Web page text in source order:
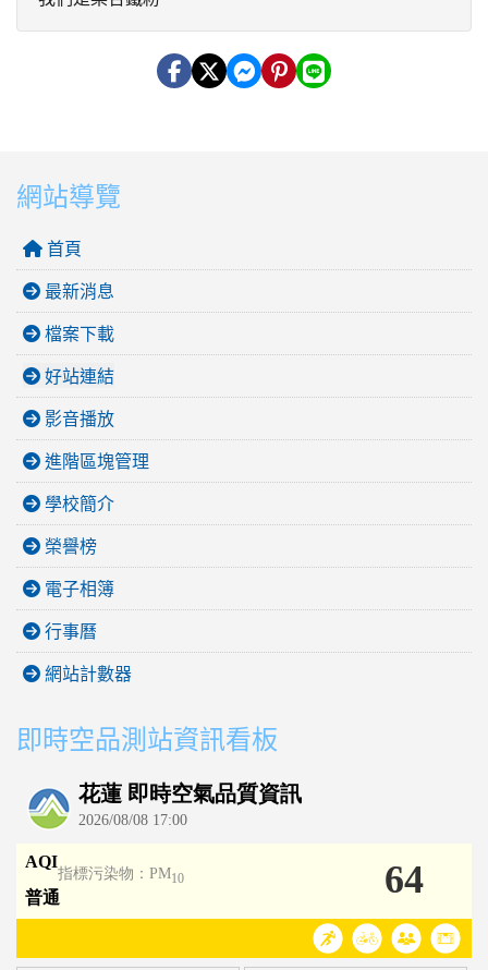
網站導覽
首頁
最新消息
檔案下載
好站連結
影音播放
進階區塊管理
學校簡介
榮譽榜
電子相簿
行事曆
網站計數器
即時空品測站資訊看板